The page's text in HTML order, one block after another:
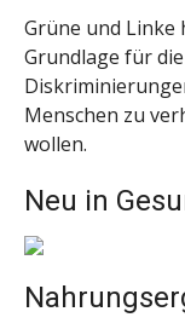
Grüne und Linke
Grundlage für
Menschen zu
wollen.
Neu in